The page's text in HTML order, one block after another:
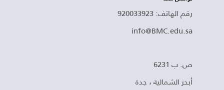
رقم الهاتف: 920033923
info@BMC.edu.sa
ص. ب 6231
أبحر الشمالية ، جدة